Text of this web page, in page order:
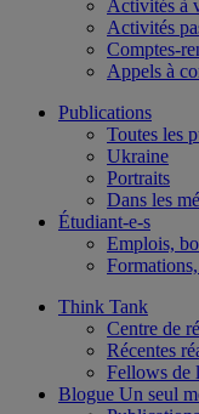
Activités à
Activités
Comptes-
Appels à
Publications
Toutes les
Ukraine
Portraits
Dans les
Étudiant-e-s
Emplois,
Think Tank
Centre de
Récentes
Fellows de
Blogue Un seul